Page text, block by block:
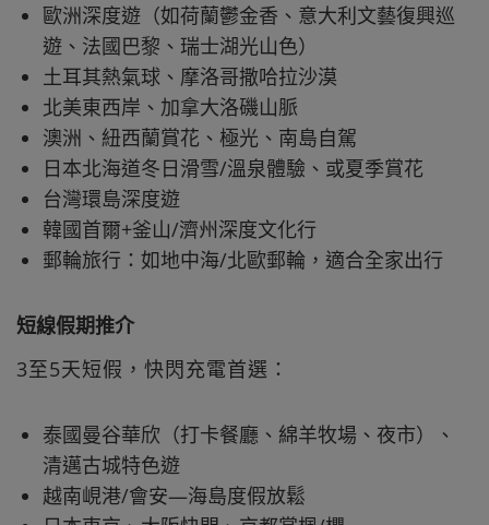
歐洲深度遊（如荷蘭鬱金香、意大利文藝復興巡
遊、法國巴黎、瑞士湖光山色）
土耳其熱氣球、摩洛哥撒哈拉沙漠
北美東西岸、加拿大洛磯山脈
澳洲、紐西蘭賞花、極光、南島自駕
日本北海道冬日滑雪/溫泉體驗、或夏季賞花
台灣環島深度遊
韓國首爾+釜山/濟州深度文化行
郵輪旅行：如地中海/北歐郵輪，適合全家出行​
短線假期推介
3至5天短假，快閃充電首選：
泰國曼谷華欣（打卡餐廳、綿羊牧場、夜市）、
清邁古城特色遊
越南峴港/會安—海島度假放鬆